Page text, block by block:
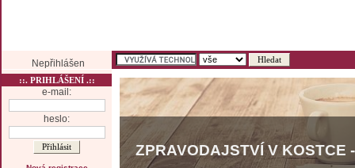
Nepřihlášen
::. PRIHLÁŠENÍ .::
e-mail:
heslo:
ZPRAVODAJSTVÍ V KOSTCE